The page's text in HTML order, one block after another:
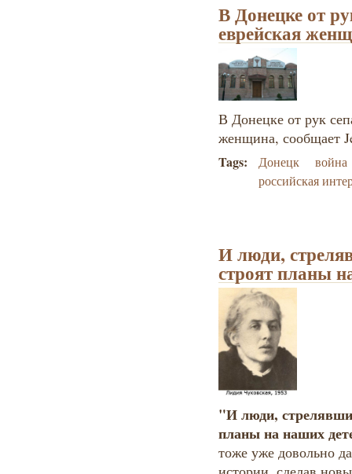
В Донецке от
еврейская
В Донецке от рук
женщина, сообщает
Tags: Донецк
война
российская
И люди,
строят планы
"И люди,
планы на наших
тоже уже довольно